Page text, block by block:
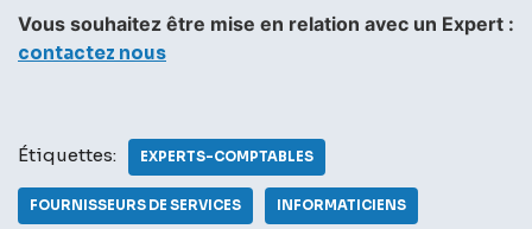
Vous souhaitez être mise en relation avec un Expert :
contactez nous
Étiquettes: EXPERTS-COMPTABLES
FOURNISSEURS DE SERVICES INFORMATICIENS